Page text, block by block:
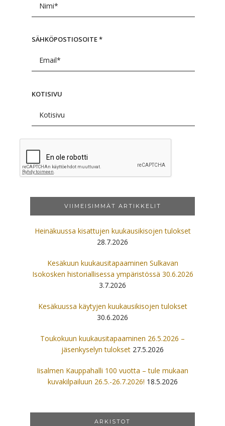
SÄHKÖPOSTIOSOITE*
KOTISIVU
VIIMEISIMMÄT ARTIKKELIT
Heinäkuussa kisattujen kuukausikisojen tulokset
28.7.2026
Kesäkuun kuukausitapaaminen Sulkavan
Isokosken historiallisessa ympäristössä 30.6.2026
3.7.2026
Kesäkuussa käytyjen kuukausikisojen tulokset
30.6.2026
Toukokuun kuukausitapaaminen 26.5.2026 –
jäsenkyselyn tulokset 27.5.2026
Iisalmen Kauppahalli 100 vuotta – tule mukaan
kuvakilpailuun 26.5.-26.7.2026! 18.5.2026
ARKISTOT